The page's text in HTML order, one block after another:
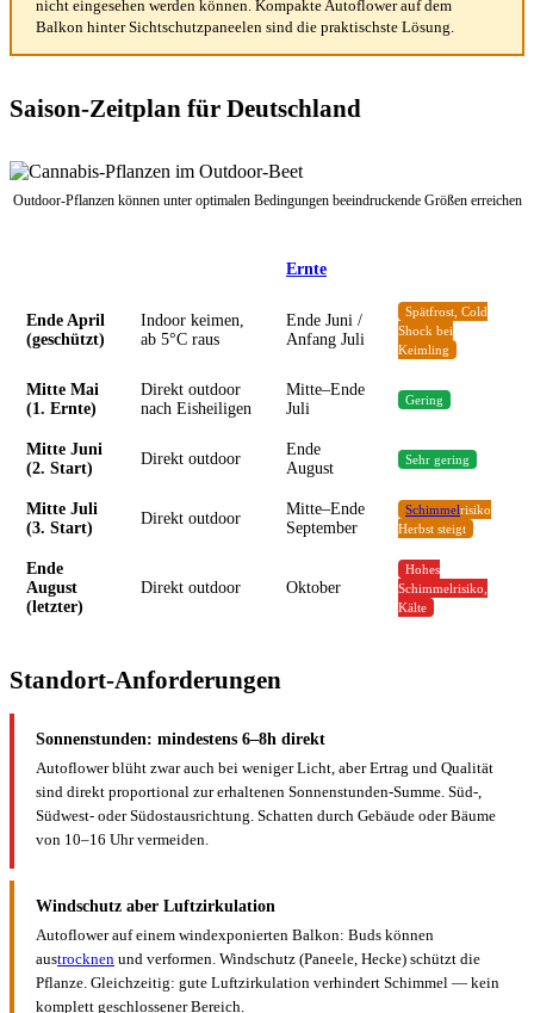
nicht eingesehen werden können. Kompakte Autoflower auf dem
Balkon hinter Sichtschutzpaneelen sind die praktischste Lösung.
Saison-Zeitplan für Deutschland
Outdoor-Pflanzen können unter optimalen Bedingungen beeindruckende Größen erreichen
Ernte
Ende April
(geschützt)
Indoor keimen,
ab 5°C raus
Ende Juni /
Anfang Juli
Spätfrost, Cold
Shock bei
Keimling
Mitte Mai
(1. Ernte)
Direkt outdoor
nach Eisheiligen
Mitte–Ende
Juli
Gering
Mitte Juni
(2. Start)
Direkt outdoor
Ende
August
Sehr gering
Mitte Juli
(3. Start)
Direkt outdoor
Mitte–Ende
September
Schimmelrisiko
Herbst steigt
Ende
August
(letzter)
Direkt outdoor Oktober
Hohes
Schimmelrisiko,
Kälte
Standort-Anforderungen
Sonnenstunden: mindestens 6–8h direkt
Autoflower blüht zwar auch bei weniger Licht, aber Ertrag und Qualität
sind direkt proportional zur erhaltenen Sonnenstunden-Summe. Süd-,
Südwest- oder Südostausrichtung. Schatten durch Gebäude oder Bäume
von 10–16 Uhr vermeiden.
Windschutz aber Luftzirkulation
Autoflower auf einem windexponierten Balkon: Buds können
austrocknen und verformen. Windschutz (Paneele, Hecke) schützt die
Pflanze. Gleichzeitig: gute Luftzirkulation verhindert Schimmel — kein
komplett geschlossener Bereich.